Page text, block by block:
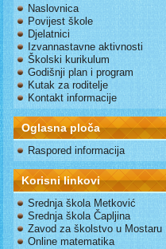
Naslovnica
Povijest škole
Djelatnici
Izvannastavne aktivnosti
Školski kurikulum
Godišnji plan i program
Kutak za roditelje
Kontakt informacije
Oglasna ploča
Raspored informacija
Korisni linkovi
Srednja škola Metković
Srednja škola Čapljina
Zavod za školstvo u Mostaru
Online matematika